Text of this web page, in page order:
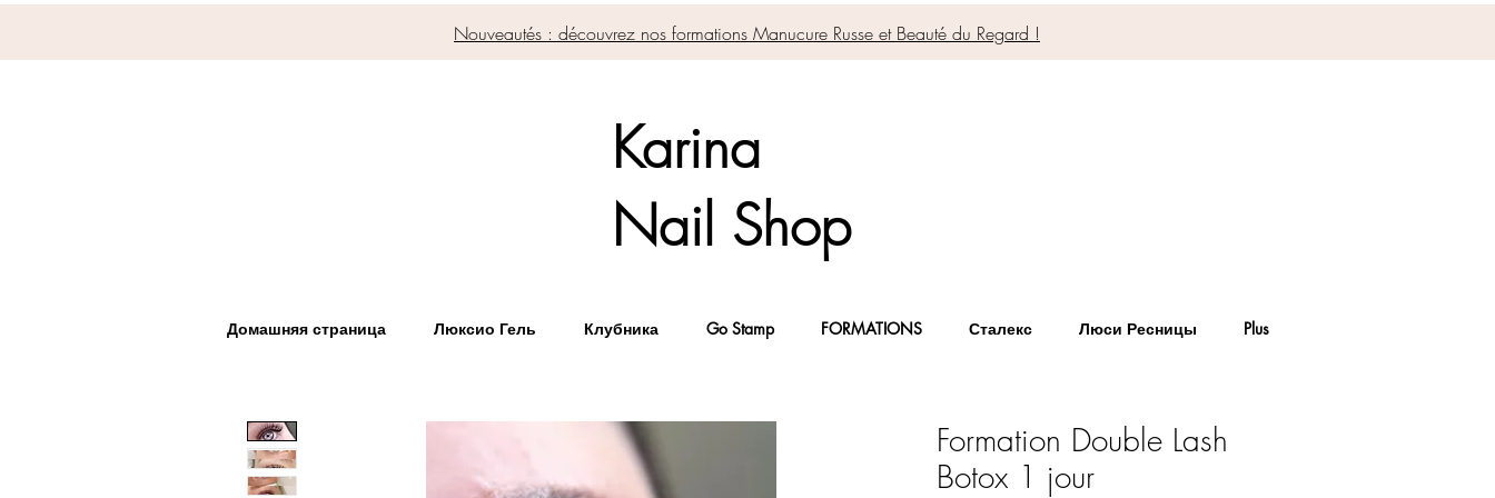
Nouveautés : découvrez nos formations Manucure Russe et Beauté du Regard !
Karina
Nail Shop
Домашняя страница Люксио Гель Клубника Go Stamp FORMATIONS Сталекс Люси Ресницы Plus
Formation Double Lash
Botox 1 jour